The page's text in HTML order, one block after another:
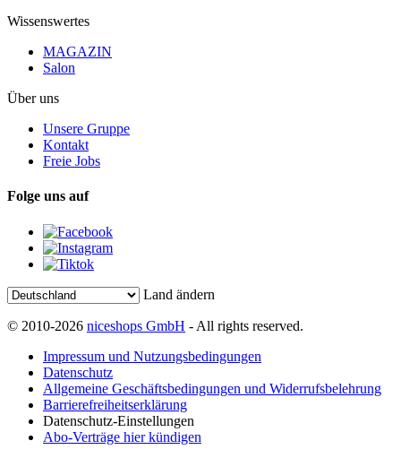
Wissenswertes
MAGAZIN
Salon
Über uns
Unsere Gruppe
Kontakt
Freie Jobs
Folge uns auf
Land ändern
© 2010-2026 niceshops GmbH - All rights reserved.
Impressum und Nutzungsbedingungen
Datenschutz
Allgemeine Geschäftsbedingungen und Widerrufsbelehrung
Barrierefreiheitserklärung
Datenschutz-Einstellungen
Abo-Verträge hier kündigen